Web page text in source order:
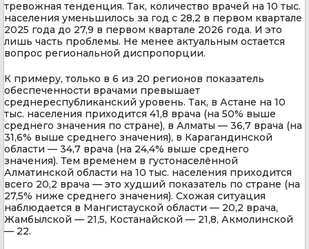
тревожная тенденция. Так, количество врачей на 10 тыс.
населения уменьшилось за год с 28,2 в первом квартале
2025 года до 27,9 в первом квартале 2026 года. И это
лишь часть проблемы. Не менее актуальным остается
вопрос региональной диспропорции.
К примеру, только в 6 из 20 регионов показатель
обеспеченности врачами превышает
среднереспубликанский уровень. Так, в Астане на 10
тыс. населения приходится 41,8 врача (на 50% выше
среднего значения по стране), в Алматы — 36,7 врача (на
31,6% выше среднего значения), в Карагандинской
области — 34,7 врача (на 24,4% выше среднего
значения). Тем временем в густонаселённой
Алматинской области на 10 тыс. населения приходится
всего 20,2 врача — это худший показатель по стране (на
27,5% ниже среднего значения). Схожая ситуация
наблюдается в Мангистауской области — 20,2 врача,
Жамбылской — 21,5, Костанайской — 21,8, Акмолинской
— 22.